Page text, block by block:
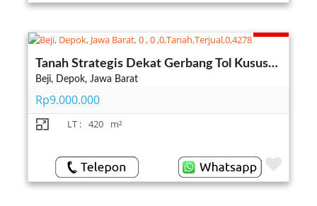
Tanah Strategis Dekat Gerbang Tol Kususan Cocok untuk Kos-Kosan
Beji, Depok, Jawa Barat
Rp9.000.000
LT : 420 m²